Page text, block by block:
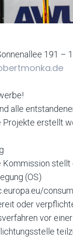
191 –
alle
Projekte erstellt
Kommission
(OS)
oder
vor einer